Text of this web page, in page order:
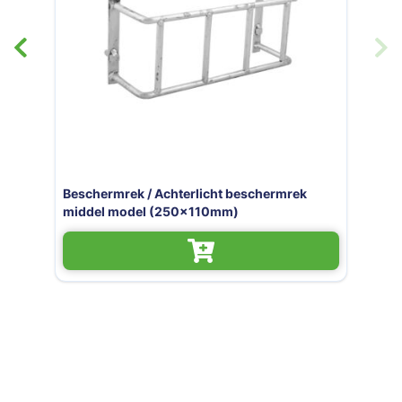
Beschermrek / Achterlicht
middel model (250x110mm)